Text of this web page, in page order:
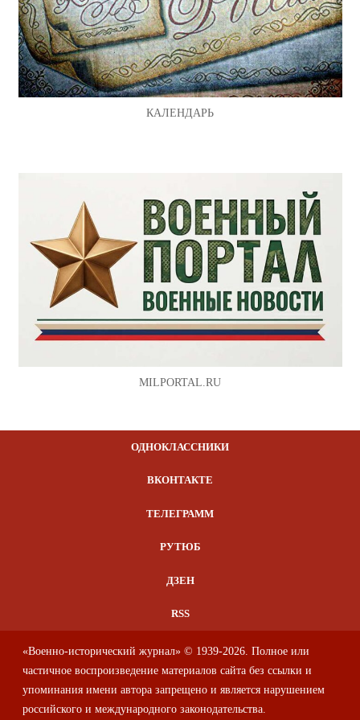
КАЛЕНДАРЬ
MILPORTAL.RU
ОДНОКЛАССНИКИ
ВКОНТАКТЕ
ТЕЛЕГРАММ
РУТЮБ
ДЗЕН
RSS
«Военно-исторический журнал» © 1939-2026. Полное или
частичное воспроизведение материалов сайта без ссылки и
упоминания имени автора запрещено и является нарушением
российского и международного законодательства.